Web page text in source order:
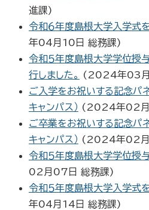
進課)
令和６年度島根大学入学式を
年04月10日 総務課)
令和５年度島根大学学位授
行しました。
( 2024年03
ご入学をお祝いする記念パ
キャンパス） ( 2024年02
ご卒業をお祝いする記念パ
キャンパス） ( 2024年02
令和５年度島根大学学位授
02月07日 総務課)
令和５年度島根大学入学式を
年04月14日 総務課)